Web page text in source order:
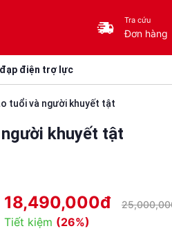
Tra cứu
Đơn hàng
điện trợ lực
tuổi và người khuyết tật
khuyết tật
18,490,000đ
Tiết kiệm (26%)